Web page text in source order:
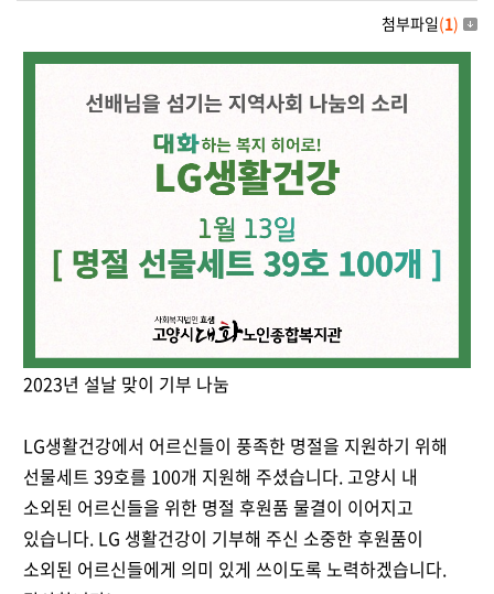
첨부파일(1)
2023년 설날 맞이 기부 나눔
LG생활건강에서 어르신들이 풍족한 명절을 지원하기 위해
선물세트 39호를 100개 지원해 주셨습니다. 고양시 내
소외된 어르신들을 위한 명절 후원품 물결이 이어지고
있습니다. LG 생활건강이 기부해 주신 소중한 후원품이
소외된 어르신들에게 의미 있게 쓰이도록 노력하겠습니다.